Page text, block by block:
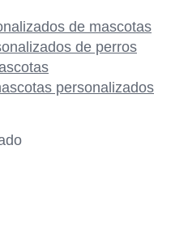
de mascotas
de perros
personalizados